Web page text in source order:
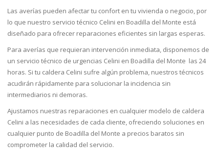
Las averías pueden afectar tu confort en tu vivienda o negocio, por
lo que nuestro servicio técnico Celini en Boadilla del Monte está
diseñado para ofrecer reparaciones eficientes sin largas esperas.
Para averías que requieran intervención inmediata, disponemos de
un servicio técnico de urgencias Celini en Boadilla del Monte las 24
horas. Si tu caldera Celini sufre algún problema, nuestros técnicos
acudirán rápidamente para solucionar la incidencia sin
intermediarios ni demoras.
Ajustamos nuestras reparaciones en cualquier modelo de caldera
Celini a las necesidades de cada cliente, ofreciendo soluciones en
cualquier punto de Boadilla del Monte a precios baratos sin
comprometer la calidad del servicio.